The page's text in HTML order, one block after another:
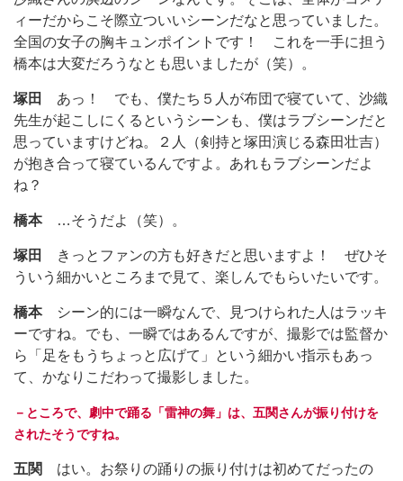
ィーだからこそ際立ついいシーンだなと思っていました。
全国の女子の胸キュンポイントです！ これを一手に担う
橋本は大変だろうなとも思いましたが（笑）。
塚田
あっ！ でも、僕たち５人が布団で寝ていて、沙織
先生が起こしにくるというシーンも、僕はラブシーンだと
思っていますけどね。２人（剣持と塚田演じる森田壮吉）
が抱き合って寝ているんですよ。あれもラブシーンだよ
ね？
橋本…そうだよ（笑）。
塚田
きっとファンの方も好きだと思いますよ！ ぜひそ
ういう細かいところまで見て、楽しんでもらいたいです。
橋本シーン的には一瞬なんで、見つけられた人はラッキ
ーですね。でも、一瞬ではあるんですが、撮影では監督か
ら「足をもうちょっと広げて」という細かい指示もあっ
て、かなりこだわって撮影しました。
－ところで、劇中で踊る「雷神の舞」は、五関さんが振り付けを
されたそうですね。
五関
はい。お祭りの踊りの振り付けは初めてだったの